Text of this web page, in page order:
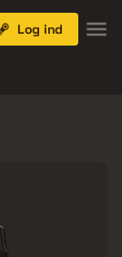
Log ind